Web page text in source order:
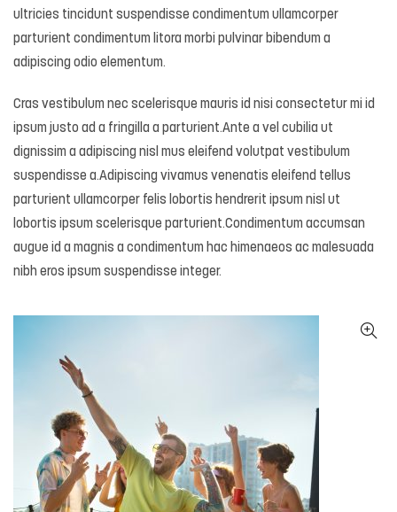
ultricies tincidunt suspendisse condimentum ullamcorper
parturient condimentum litora morbi pulvinar bibendum a
adipiscing odio elementum.
Cras vestibulum nec scelerisque mauris id nisi consectetur mi id
ipsum justo ad a fringilla a parturient.Ante a vel cubilia ut
dignissim a adipiscing nisl mus eleifend volutpat vestibulum
suspendisse a.Adipiscing vivamus venenatis eleifend tellus
parturient ullamcorper felis lobortis hendrerit ipsum nisl ut
lobortis ipsum scelerisque parturient.Condimentum accumsan
augue id a magnis a condimentum hac himenaeos ac malesuada
nibh eros ipsum suspendisse integer.